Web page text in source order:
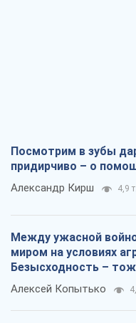
Посмотрим в зубы
придирчиво – о
Александр Кирш 4,9 т.
Между ужасной
миром на условиях
Безысходность –
Алексей Копытько